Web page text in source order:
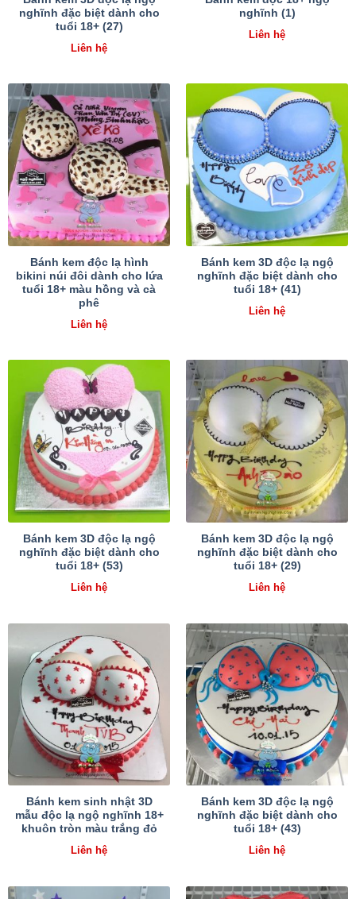
nghĩnh đặc biệt dành cho
tuổi 18+ (27)
Liên hệ
nghĩnh (1)
Liên hệ
Bánh kem độc lạ hình
bikini núi đôi dành cho lứa
tuổi 18+ màu hồng và cà
phê
Liên hệ
Bánh kem 3D độc lạ ngộ
nghĩnh đặc biệt dành cho
tuổi 18+ (41)
Liên hệ
Bánh kem 3D độc lạ ngộ
nghĩnh đặc biệt dành cho
tuổi 18+ (53)
Liên hệ
Bánh kem 3D độc lạ ngộ
nghĩnh đặc biệt dành cho
tuổi 18+ (29)
Liên hệ
Bánh kem sinh nhật 3D
mẫu độc lạ ngộ nghĩnh 18+
khuôn tròn màu trắng đỏ
Liên hệ
Bánh kem 3D độc lạ ngộ
nghĩnh đặc biệt dành cho
tuổi 18+ (43)
Liên hệ